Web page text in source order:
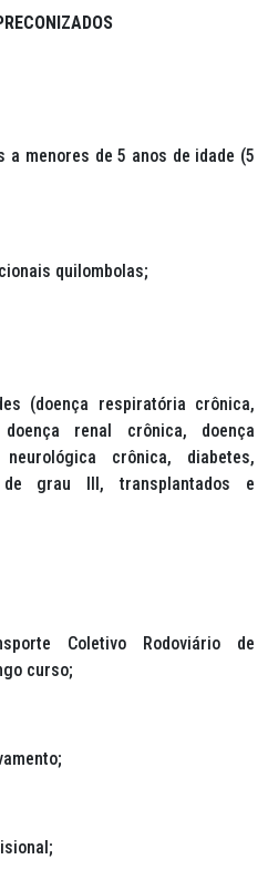
a menores de 5 anos de idade (5
quilombolas;
(doença respiratória crônica,
renal crônica, doença
crônica, diabetes,
de grau III, transplantados e
Coletivo Rodoviário de
curso;